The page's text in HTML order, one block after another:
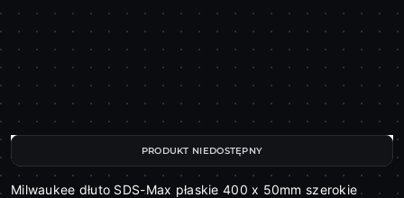
Milwaukee dłuto SDS-Max płaskie 400 x 50mm szerokie
PRODUKT NIEDOSTĘPNY